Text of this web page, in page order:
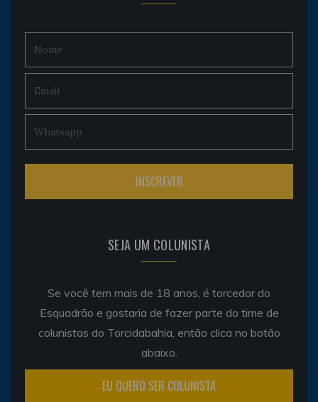
SEJA UM COLUNISTA
Se você tem mais de 18 anos, é torcedor do
Esquadrão e gostaria de fazer parte do time de
colunistas do Torcidabahia, então clica no botão
abaixo.
EU QUERO SER COLUNISTA